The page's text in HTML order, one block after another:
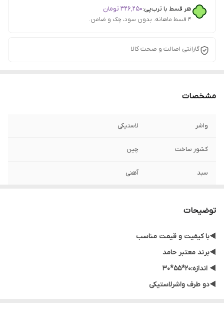
هر قسط با ترب‌پی:۳۲۶٬۲۵۰ تومان
۴ قسط ماهانه. بدون سود، چک و ضامن.
گارانتی اصالت و صحت کالا
مشخصات
واشر لاستیکی
کشور ساخت چین
سبد آهنی
توضیحات
◀️با کیفیت و قیمت مناسب
◀️برند معتبر حامد
◀️ اندازه:20*55*30
◀️دو طرف واشرلاستیکی